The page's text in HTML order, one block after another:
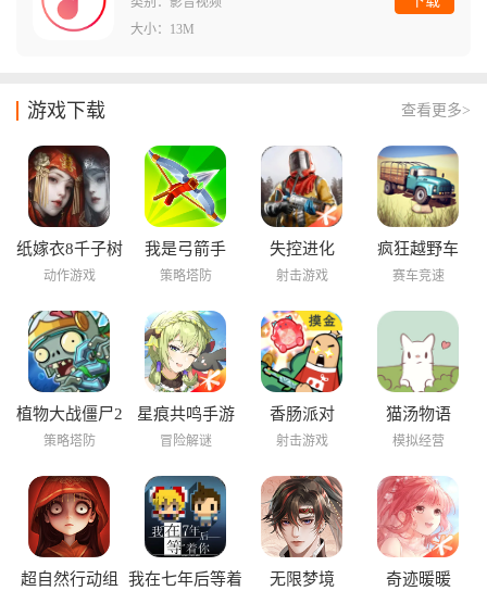
大小：13M
游戏下载 查看更多>
纸嫁衣8千子树
动作游戏
我是弓箭手
策略塔防
失控进化
射击游戏
疯狂越野车
赛车竞速
植物大战僵尸2
海底世界
策略塔防
星痕共鸣手游
冒险解谜
香肠派对
射击游戏
猫汤物语
模拟经营
超自然行动组
我在七年后等着
无限梦境 奇迹暖暖